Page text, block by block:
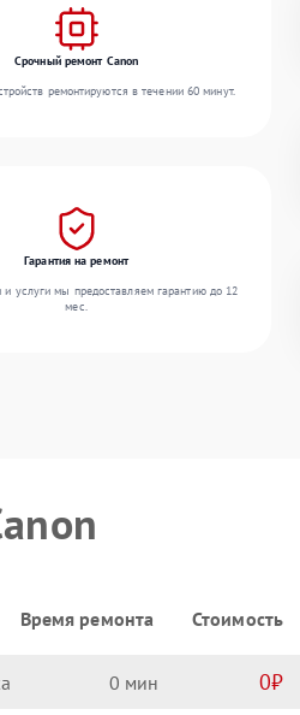
Срочный ремонт Canon
ремонтируются в течении 60 минут.
Гарантия на ремонт
и услуги мы предоставляем гарантию до 12
мес.
Время ремонта Стоимость
0 0